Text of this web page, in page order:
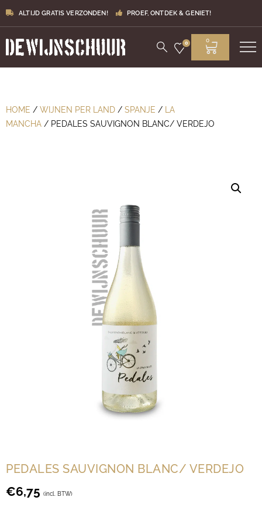
ALTIJD GRATIS VERZONDEN! PROEF, ONTDEK & GENIET!
0 0
HOME / WIJNEN PER LAND / SPANJE / LA
MANCHA / PEDALES SAUVIGNON BLANC/ VERDEJO
PEDALES SAUVIGNON BLANC/ VERDEJO
€6,75 (incl. BTW)